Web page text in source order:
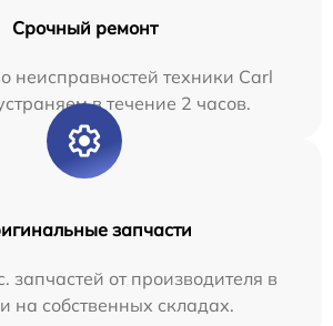
Срочный ремонт
неисправностей техники Carl
в течение 2 часов.
запчасти
запчастей от производителя в
на собственных складах.